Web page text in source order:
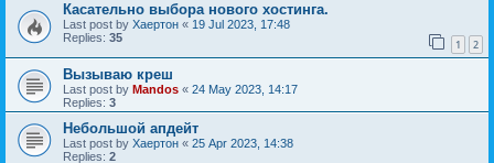
Касательно выбора нового хостинга.
Last post by Хаертон « 19 Jul 2023, 17:48
Replies: 35 1 2
Вызываю креш
Last post by Mandos « 24 May 2023, 14:17
Replies: 3
Небольшой апдейт
Last post by Хаертон « 25 Apr 2023, 14:38
Replies: 2